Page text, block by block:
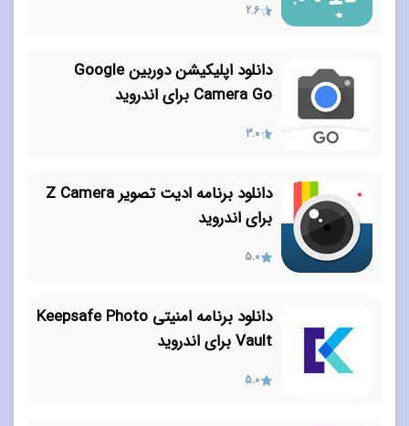
2.6
دانلود اپلیکیشن دوربین Google
Camera Go برای اندروید
3.0
دانلود برنامه ادیت تصویر Z Camera
برای اندروید
5.0
دانلود برنامه امنیتی Keepsafe Photo
Vault برای اندروید
5.0